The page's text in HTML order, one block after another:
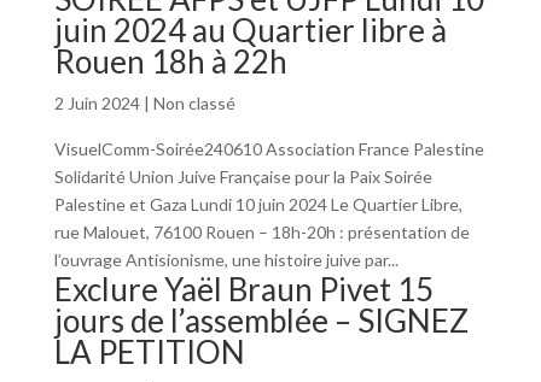
juin 2024 au Quartier libre à
Rouen 18h à 22h
2 Juin 2024| Non classé
VisuelComm-Soirée240610 Association France Palestine
Solidarité Union Juive Française pour la Paix Soirée
Palestine et Gaza Lundi 10 juin 2024 Le Quartier Libre,
rue Malouet, 76100 Rouen – 18h-20h : présentation de
l’ouvrage Antisionisme, une histoire juive par...
Exclure Yaël Braun Pivet 15
jours de l’assemblée – SIGNEZ
LA PETITION